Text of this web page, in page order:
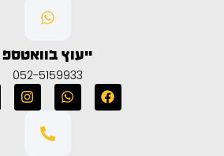
ייעוץ בוואטספ
052-5159933